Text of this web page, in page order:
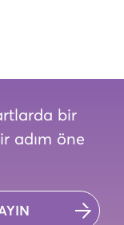
bir
adım öne